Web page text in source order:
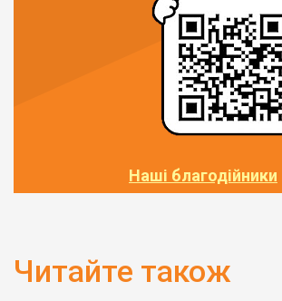
Наші благодійники
Читайте також